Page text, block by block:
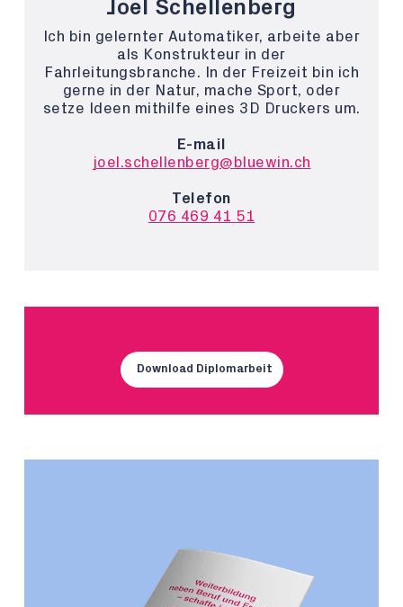
Joel Schellenberg
Ich bin gelernter Automatiker, arbeite aber
als Konstrukteur in der
Fahrleitungsbranche. In der Freizeit bin ich
gerne in der Natur, mache Sport, oder
setze Ideen mithilfe eines 3D Druckers um.
E-mail
joel.schellenberg@bluewin.ch
Telefon
076 469 41 51
Download Diplomarbeit